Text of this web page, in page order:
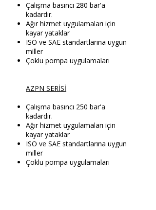
Çalışma basıncı 280 bar'a
kadardır.
Ağır hizmet uygulamaları için
kayar yataklar
ISO ve SAE standartlarına uygun
miller
Çoklu pompa uygulamaları
AZPN SERİSİ
Çalışma basıncı 250 bar'a
kadardır.
Ağır hizmet uygulamaları için
kayar yataklar
ISO ve SAE standartlarına uygun
miller
Çoklu pompa uygulamaları